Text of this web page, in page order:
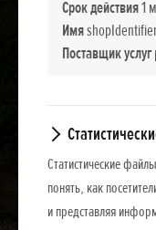
Срок действия1
Имя
Поставщик услуг
Статистические
понять, как
и представляя